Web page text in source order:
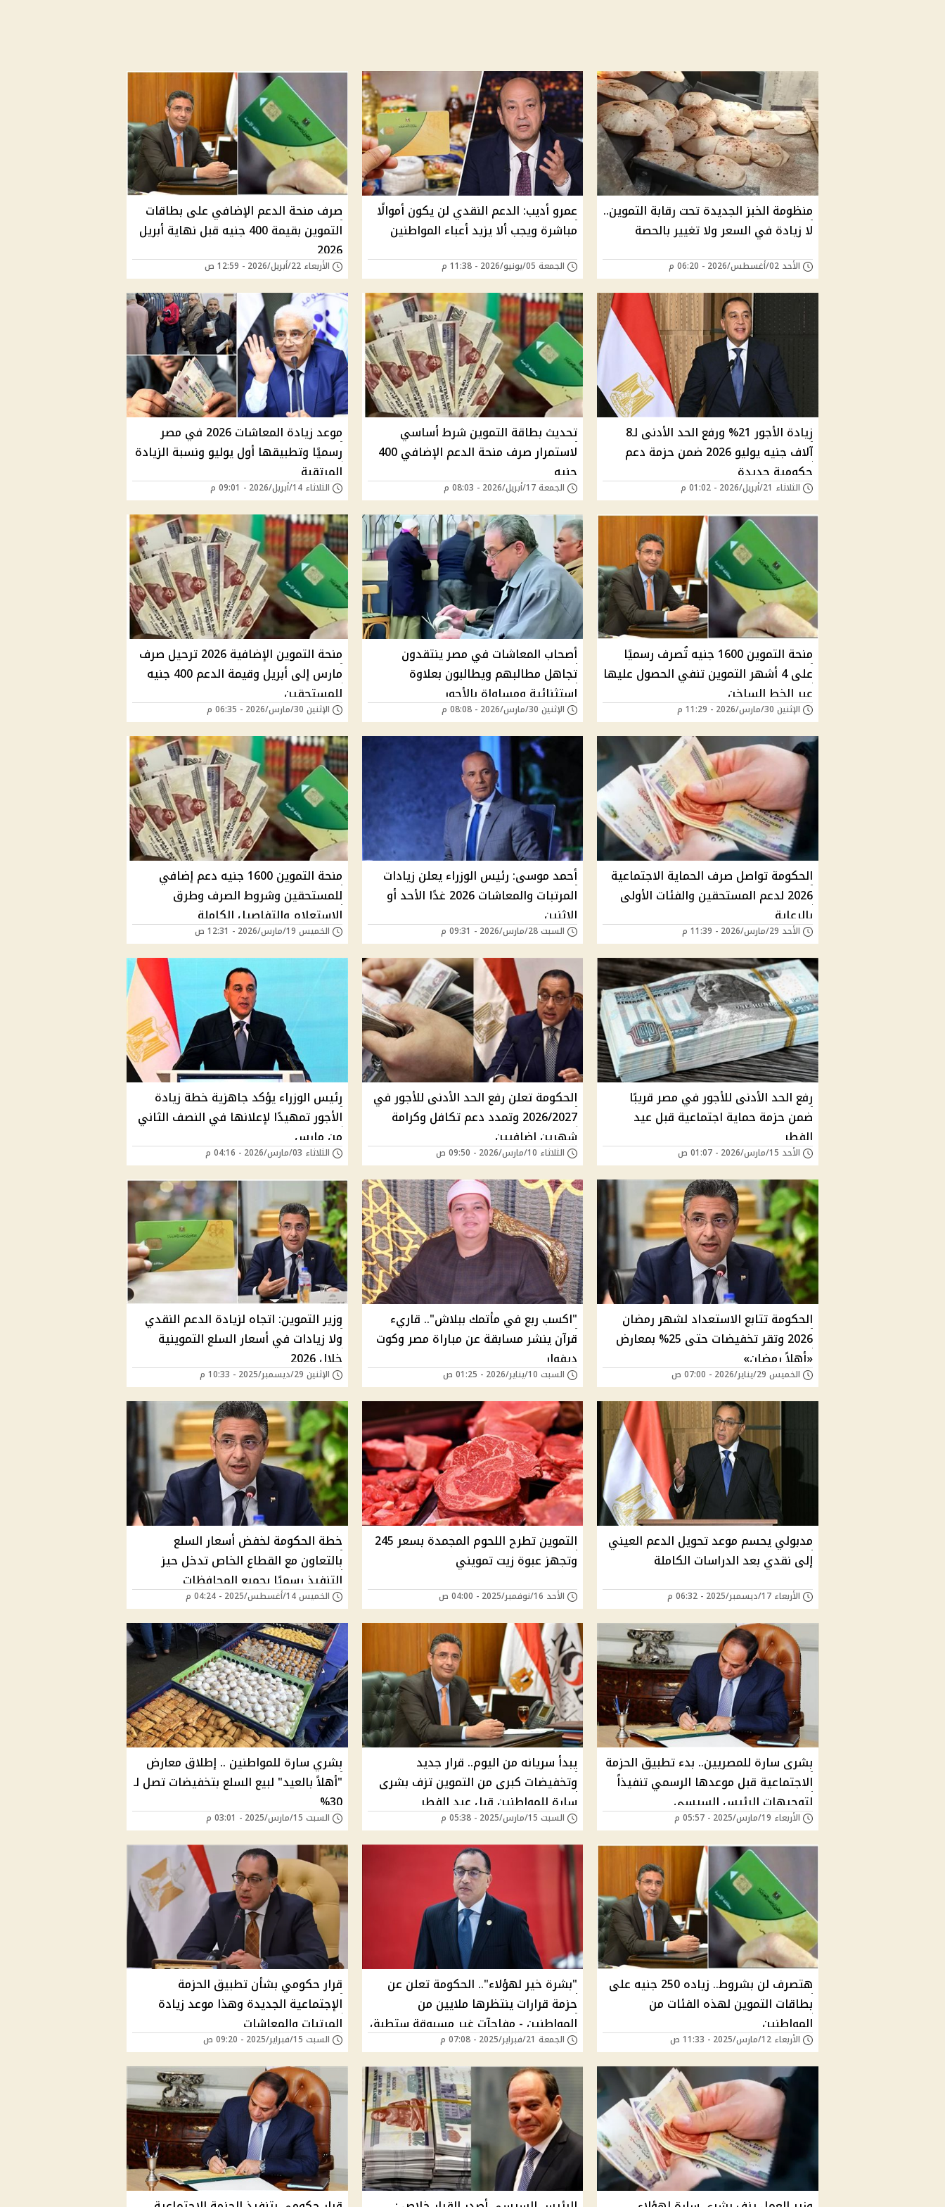
منظومة الخبز الجديدة تحت رقابة التموين..
لا زيادة في السعر ولا تغيير بالحصة
الأحد 02/أغسطس/2026 - 06:20 م
عمرو أديب: الدعم النقدي لن يكون أموالًا
مباشرة ويجب ألا يزيد أعباء المواطنين
الجمعة 05/يونيو/2026 - 11:38 م
صرف منحة الدعم الإضافي على بطاقات
التموين بقيمة 400 جنيه قبل نهاية أبريل
2026
الأربعاء 22/أبريل/2026 - 12:59 ص
زيادة الأجور 21% ورفع الحد الأدنى لـ8
آلاف جنيه يوليو 2026 ضمن حزمة دعم
حكومية جديدة
الثلاثاء 21/أبريل/2026 - 01:02 م
تحديث بطاقة التموين شرط أساسي
لاستمرار صرف منحة الدعم الإضافي 400
جنيه
الجمعة 17/أبريل/2026 - 08:03 م
موعد زيادة المعاشات 2026 في مصر
رسميًا وتطبيقها أول يوليو ونسبة الزيادة
المرتقبة
الثلاثاء 14/أبريل/2026 - 09:01 م
منحة التموين 1600 جنيه تُصرف رسميًا
على 4 أشهر التموين تنفي الحصول عليها
عبر الخط الساخن
الإثنين 30/مارس/2026 - 11:29 م
أصحاب المعاشات في مصر ينتقدون
تجاهل مطالبهم ويطالبون بعلاوة
استثنائية ومساواة بالأجور
الإثنين 30/مارس/2026 - 08:08 م
منحة التموين الإضافية 2026 ترحيل صرف
مارس إلى أبريل وقيمة الدعم 400 جنيه
للمستحقين
الإثنين 30/مارس/2026 - 06:35 م
الحكومة تواصل صرف الحماية الاجتماعية
2026 لدعم المستحقين والفئات الأولى
بالرعاية
الأحد 29/مارس/2026 - 11:39 م
أحمد موسى: رئيس الوزراء يعلن زيادات
المرتبات والمعاشات 2026 غدًا الأحد أو
الإثنين
السبت 28/مارس/2026 - 09:31 م
منحة التموين 1600 جنيه دعم إضافي
للمستحقين وشروط الصرف وطرق
الاستعلام والتفاصيل الكاملة
الخميس 19/مارس/2026 - 12:31 ص
رفع الحد الأدنى للأجور في مصر قريبًا
ضمن حزمة حماية اجتماعية قبل عيد
الفطر
الأحد 15/مارس/2026 - 01:07 ص
الحكومة تعلن رفع الحد الأدنى للأجور في
2026/2027 وتمدد دعم تكافل وكرامة
شهرين إضافيين
الثلاثاء 10/مارس/2026 - 09:50 ص
رئيس الوزراء يؤكد جاهزية خطة زيادة
الأجور تمهيدًا لإعلانها في النصف الثاني
من مارس
الثلاثاء 03/مارس/2026 - 04:16 م
الحكومة تتابع الاستعداد لشهر رمضان
2026 وتقر تخفيضات حتى 25% بمعارض
«أهلاً رمضان»
الخميس 29/يناير/2026 - 07:00 ص
"اكسب ربع في مأتمك ببلاش".. قاريء
قرآن ينشر مسابقة عن مباراة مصر وكوت
ديفوار
السبت 10/يناير/2026 - 01:25 ص
وزير التموين: اتجاه لزيادة الدعم النقدي
ولا زيادات في أسعار السلع التموينية
خلال 2026
الإثنين 29/ديسمبر/2025 - 10:33 م
مدبولي يحسم موعد تحويل الدعم العيني
إلى نقدي بعد الدراسات الكاملة
الأربعاء 17/ديسمبر/2025 - 06:32 م
التموين تطرح اللحوم المجمدة بسعر 245
وتجهز عبوة زيت تمويني
الأحد 16/نوفمبر/2025 - 04:00 ص
خطة الحكومة لخفض أسعار السلع
بالتعاون مع القطاع الخاص تدخل حيز
التنفيذ رسميًا بجميع المحافظات
الخميس 14/أغسطس/2025 - 04:24 م
بشرى سارة للمصريين.. بدء تطبيق الحزمة
الاجتماعية قبل موعدها الرسمي تنفيذاً
لتوجيهات الرئيس السيسي
الأربعاء 19/مارس/2025 - 05:57 م
يبدأ سريانه من اليوم.. قرار جديد
وتخفيضات كبرى من التموين تزف بشرى
سارة للمواطنين قبل عيد الفطر
السبت 15/مارس/2025 - 05:38 م
بشري سارة للمواطنين .. إطلاق معارض
"أهلاً بالعيد" لبيع السلع بتخفيضات تصل لـ
30%
السبت 15/مارس/2025 - 03:01 م
هتصرف لن بشروط.. زياده 250 جنيه على
بطاقات التموين لهذه الفئات من
المواطنين
الأربعاء 12/مارس/2025 - 11:33 ص
"بشرة خير لهؤلاء".. الحكومة تعلن عن
حزمة قرارات ينتظرها ملايين من
المواطنين - مفاجآت غير مسبوقة ستطبق
قريبًا | ما القصة؟
الجمعة 21/فبراير/2025 - 07:08 م
قرار حكومي بشأن تطبيق الحزمة
الإجتماعية الجديدة وهذا موعد زيادة
المرتبات والمعاشات
السبت 15/فبراير/2025 - 09:20 ص